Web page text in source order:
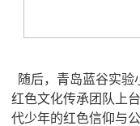
随后，青岛蓝谷实验
红色文化传承团队上
代少年的红色信仰与